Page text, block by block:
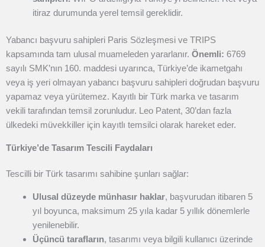
itiraz durumunda yerel temsil gereklidir.
Yabancı başvuru sahipleri Paris Sözleşmesi ve TRIPS
kapsamında tam ulusal muameleden yararlanır. Önemli: 6769
sayılı SMK’nın 160. maddesi uyarınca, Türkiye’de ikametgahı
veya iş yeri olmayan yabancı başvuru sahipleri doğrudan başvuru
yapamaz veya yürütemez. Kayıtlı bir Türk marka ve tasarım
vekili tarafından temsil zorunludur. Leo Patent, 30’dan fazla
ülkedeki müvekkiller için kayıtlı temsilci olarak hareket eder.
Türkiye’de Tasarım Tescili Faydaları
Tescilli bir Türk tasarımı sahibine şunları sağlar:
Ulusal düzeyde münhasır haklar, başvurudan itibaren 5
yıl boyunca, maksimum 25 yıla kadar 5 yıllık dönemlerle
yenilenebilir.
Üçüncü tarafların, tasarımı veya bilgili kullanıcı üzerinde